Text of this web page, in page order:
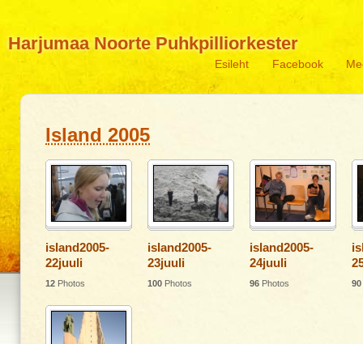
Harjumaa Noorte Puhkpilliorkester
Facebook
Esileht
Island 2005
island2005-
22juuli
12 Photos
island2005-
23juuli
100 Photos
island2005-
24juuli
96 Photos 90